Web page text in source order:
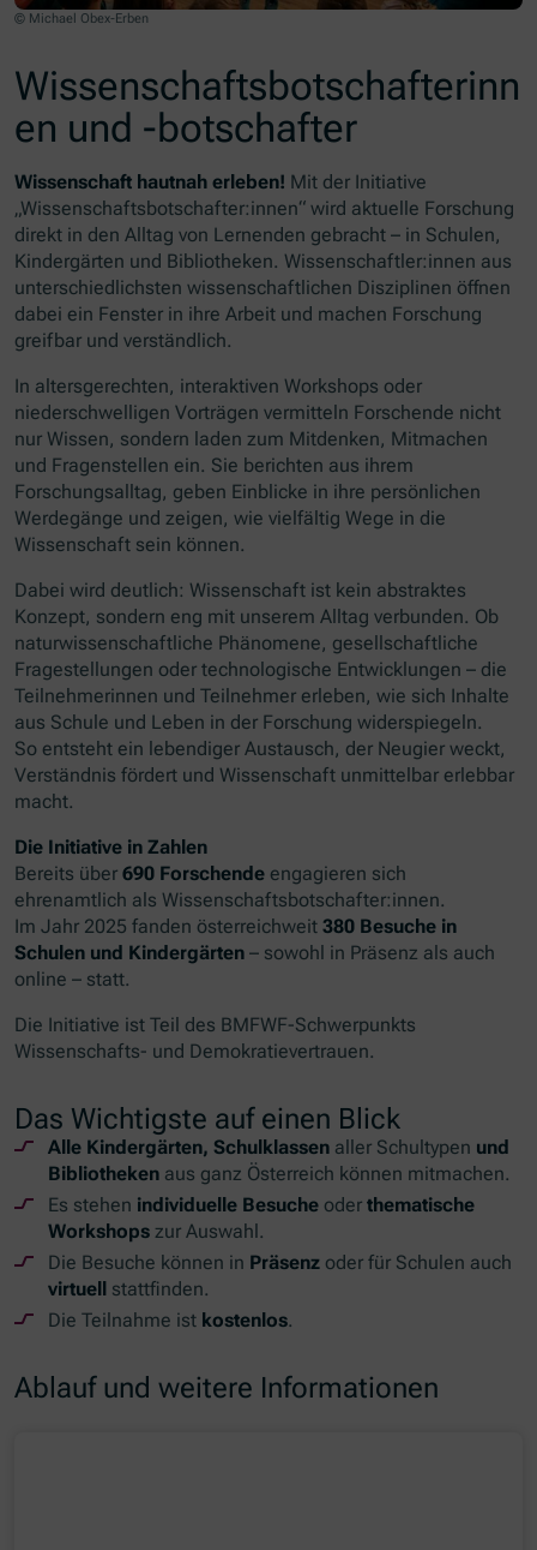
© Michael Obex-Erben
Wissenschaftsbotschafterinn
en und -botschafter
Wissenschaft hautnah erleben! Mit der Initiative
„Wissenschaftsbotschafter:innen“ wird aktuelle Forschung
direkt in den Alltag von Lernenden gebracht – in Schulen,
Kindergärten und Bibliotheken. Wissenschaftler:innen aus
unterschiedlichsten wissenschaftlichen Disziplinen öffnen
dabei ein Fenster in ihre Arbeit und machen Forschung
greifbar und verständlich.
In altersgerechten, interaktiven Workshops oder
niederschwelligen Vorträgen vermitteln Forschende nicht
nur Wissen, sondern laden zum Mitdenken, Mitmachen
und Fragenstellen ein. Sie berichten aus ihrem
Forschungsalltag, geben Einblicke in ihre persönlichen
Werdegänge und zeigen, wie vielfältig Wege in die
Wissenschaft sein können.
Dabei wird deutlich: Wissenschaft ist kein abstraktes
Konzept, sondern eng mit unserem Alltag verbunden. Ob
naturwissenschaftliche Phänomene, gesellschaftliche
Fragestellungen oder technologische Entwicklungen – die
Teilnehmerinnen und Teilnehmer erleben, wie sich Inhalte
aus Schule und Leben in der Forschung widerspiegeln.
So entsteht ein lebendiger Austausch, der Neugier weckt,
Verständnis fördert und Wissenschaft unmittelbar erlebbar
macht.
Die Initiative in Zahlen
Bereits über690 Forschende engagieren sich
ehrenamtlich als Wissenschaftsbotschafter:innen.
Im Jahr 2025 fanden österreichweit380 Besuche in
Schulen und Kindergärten – sowohl in Präsenz als auch
online – statt.
Die Initiative ist Teil des BMFWF-Schwerpunkts
Wissenschafts- und Demokratievertrauen.
Das Wichtigste auf einen Blick
Alle Kindergärten, Schulklassen aller Schultypen und
Bibliotheken aus ganz Österreich können mitmachen.
Es stehen individuelle Besuche oderthematische
Workshops zur Auswahl.
Die Besuche können in Präsenz oder für Schulen auch
virtuell stattfinden.
Die Teilnahme ist kostenlos.
Ablauf und weitere Informationen